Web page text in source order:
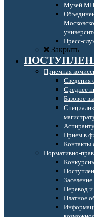
Музей
Пресс-
Закрыть
Приемная
Сведения
Среднее
Базовое
Прием в
Контакты
Нормативно-
Перевод и
Платное